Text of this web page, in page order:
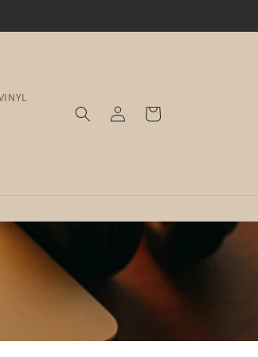
in
Varukorg